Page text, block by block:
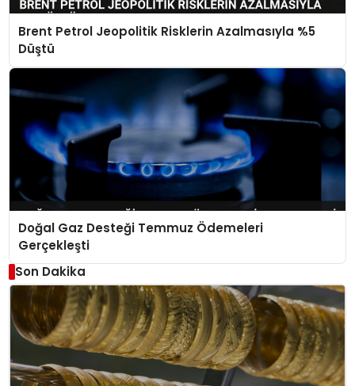
Brent Petrol Jeopolitik Risklerin Azalmasıyla %5
Düştü
Doğal Gaz Desteği Temmuz Ödemeleri
Gerçekleşti
Son Dakika